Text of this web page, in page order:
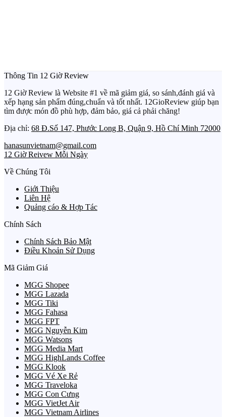
Thông Tin 12 Giờ Review
12 Giờ Review là Website #1 về mã giảm giá, so sánh,đánh giá và
xếp hạng sản phẩm đúng,chuẩn và tốt nhất. 12GioReview giúp bạn
tìm được món đồ phù hợp, đảm bảo, giá cả phải chăng!
Địa chỉ: 68 Đ.Số 147, Phước Long B, Quận 9, Hồ Chí Minh 72000
hanasunvietnam@gmail.com
12 Giờ Reivew Mỗi Ngày
Về Chúng Tôi
Giới Thiệu
Liên Hệ
Quảng cáo & Hợp Tác
Chính Sách
Chính Sách Bảo Mật
Điều Khoản Sử Dụng
Mã Giảm Giá
MGG Shopee
MGG Lazada
MGG Tiki
MGG Fahasa
MGG FPT
MGG Nguyễn Kim
MGG Watsons
MGG Media Mart
MGG HighLands Coffee
MGG Klook
MGG Vé Xe Rẻ
MGG Traveloka
MGG Con Cưng
MGG VietJet Air
MGG Vietnam Airlines